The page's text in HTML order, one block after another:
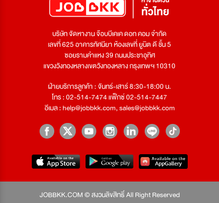
บริษัท จัดหางาน จ๊อบบีเคเค ดอท คอม จำกัด
เลขที่ 625 อาคารทัศนียา ห้องเลขที่ ยูนิต ดี ชั้น 5
ซอยรามคำแหง 39 ถนนประชาอุทิศ
แขวงวังทองหลางเขตวังทองหลาง กรุงเทพฯ 10310
ฝ่ายบริการลูกค้า : จันทร์-เสาร์ 8:30-18:00 น.
โทร : 02-514-7474 แฟ็กซ์ 02-514-7447
อีเมล :help@jobbkk.com,sales@jobbkk.com
JOBBKK.COM © สงวนลิขสิทธิ์ All Right Reserved